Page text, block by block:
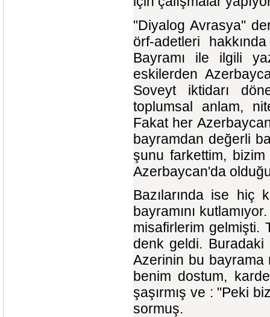
"Diyalog Avrasya"
örf-adetleri
Bayramı ile ilgili
eskilerden
Soveyt iktidarı
toplumsal anlam,
Fakat her
bayramdan değerli
şunu farkettim,
Azerbaycan'da
Bazılarında ise hiç
bayramını
misafirlerim gelmişti.
denk geldi. Buradaki
Azerinin bu bayrama
benim dostum,
şaşırmış ve : "Peki
sormuş.